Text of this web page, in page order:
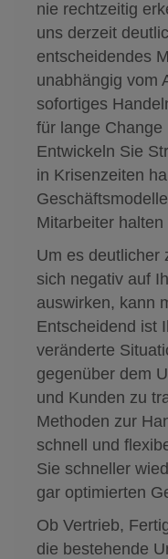
nie rechtzeitig
uns derzeit
entscheidendes
unabhängig vom
sofortiges
für lange
Entwickeln Sie
in Krisenzeiten
Mitarbeiter halten
Um es deutlicher
sich negativ auf
auswirken, kann
Entscheidend ist
veränderte
gegenüber dem
und Kunden zu
Methoden zur
schnell und
Sie schneller
gar optimierten
Ob Vertrieb,
die bestehende